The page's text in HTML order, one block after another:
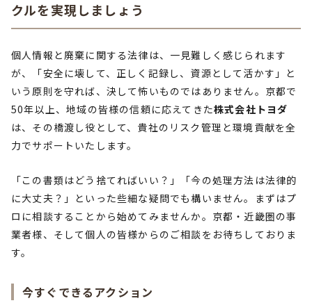
クルを実現しましょう
個人情報と廃棄に関する法律は、一見難しく感じられます
が、「安全に壊して、正しく記録し、資源として活かす」と
いう原則を守れば、決して怖いものではありません。京都で
50年以上、地域の皆様の信頼に応えてきた株式会社トヨダ
は、その橋渡し役として、貴社のリスク管理と環境貢献を全
力でサポートいたします。
「この書類はどう捨てればいい？」「今の処理方法は法律的
に大丈夫？」といった些細な疑問でも構いません。まずはプ
ロに相談することから始めてみませんか。京都・近畿圏の事
業者様、そして個人の皆様からのご相談をお待ちしておりま
す。
今すぐできるアクション